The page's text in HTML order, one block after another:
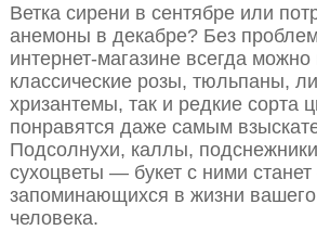
Ветка сирени в сентябре или
анемоны в декабре? Без
интернет-магазине всегда можно
классические розы, тюльпаны,
хризантемы, так и редкие сорта
понравятся даже самым
Подсолнухи, каллы,
сухоцветы — букет с ними
запоминающихся в жизни вашего
человека.